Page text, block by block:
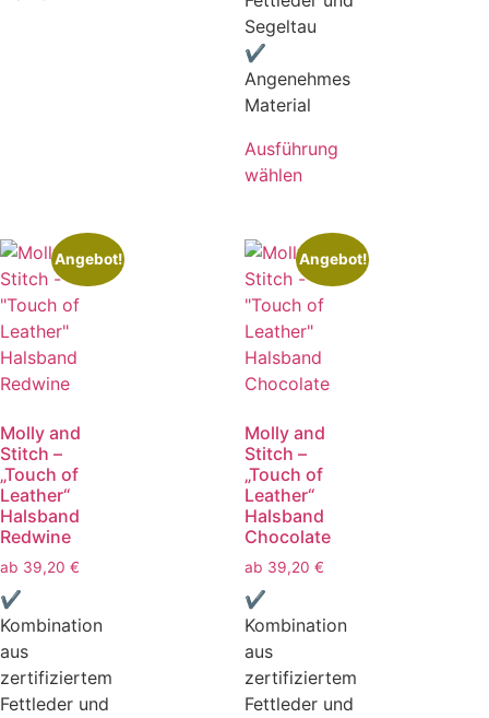
Segeltau
✔
Angenehmes
Material
Ausführung
wählen
Angebot!
Molly and
Stitch –
„Touch of
Leather“
Halsband
Redwine
ab 39,20 €
✔
Kombination
aus
zertifiziertem
Fettleder und
Angebot!
Molly and
Stitch –
„Touch of
Leather“
Halsband
Chocolate
ab 39,20 €
✔
Kombination
aus
zertifiziertem
Fettleder und